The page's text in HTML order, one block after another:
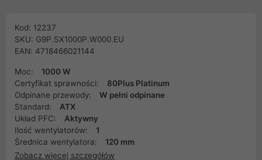
Kod: 12237
SKU: G9P.SX1000P.W000.EU
EAN: 4718466021144
Moc:
1000 W
Certyfikat sprawności:
80Plus Platinum
Odpinane przewody:
W pełni odpinane
Standard:
ATX
Układ PFC:
Aktywny
Ilość wentylatorów:
1
Średnica wentylatora:
120 mm
Zobacz więcej szczegółów